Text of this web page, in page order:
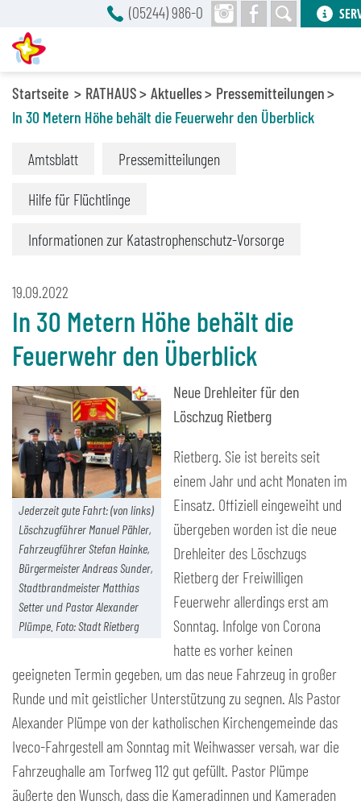
Startseite RATHAUS Aktuelles
Pressemitteilungen
In 30 Metern Höhe behält die Feuerwehr den Überblick
Amtsblatt Pressemitteilungen
Hilfe für Flüchtlinge
Informationen zur Katastrophenschutz-Vorsorge
19.09.2022
In 30 Metern Höhe behält die
Feuerwehr den Überblick
Jederzeit gute Fahrt: (von links)
Löschzugführer Manuel Pähler,
Fahrzeugführer Stefan Hainke,
Bürgermeister Andreas Sunder,
Stadtbrandmeister Matthias
Setter und Pastor Alexander
Plümpe. Foto: Stadt Rietberg
Neue Drehleiter für den
Löschzug Rietberg
Rietberg. Sie ist bereits seit
einem Jahr und acht Monaten im
Einsatz. Offiziell eingeweiht und
übergeben worden ist die neue
Drehleiter des Löschzugs
Rietberg der Freiwilligen
Feuerwehr allerdings erst am
Sonntag. Infolge von Corona
hatte es vorher keinen
geeigneten Termin gegeben, um das neue Fahrzeug in großer
Runde und mit geistlicher Unterstützung zu segnen. Als Pastor
Alexander Plümpe von der katholischen Kirchengemeinde das
Iveco-Fahrgestell am Sonntag mit Weihwasser versah, war die
Fahrzeughalle am Torfweg 112 gut gefüllt. Pastor Plümpe
äußerte den Wunsch, dass die Kameradinnen und Kameraden
(05244) 986-0